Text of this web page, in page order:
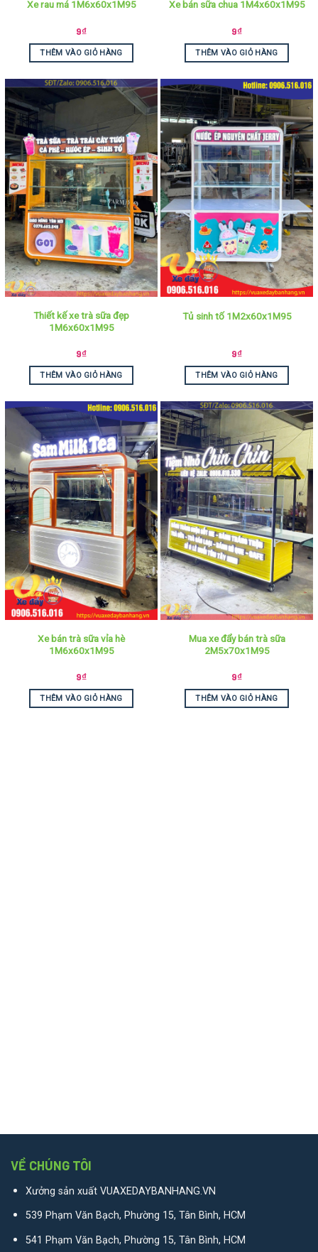
Xe rau má 1M6x60x1M95
9₫
THÊM VÀO GIỎ HÀNG
Xe bán sữa chua 1M4x60x1M95
9₫
THÊM VÀO GIỎ HÀNG
Thiết kế xe trà sữa đẹp
1M6x60x1M95
9₫
THÊM VÀO GIỎ HÀNG
Tủ sinh tố 1M2x60x1M95
9₫
THÊM VÀO GIỎ HÀNG
Xe bán trà sữa vỉa hè
1M6x60x1M95
9₫
THÊM VÀO GIỎ HÀNG
Mua xe đẩy bán trà sữa
2M5x70x1M95
9₫
THÊM VÀO GIỎ HÀNG
VỀ CHÚNG TÔI
Xưởng sản xuất VUAXEDAYBANHANG.VN
539 Phạm Văn Bạch, Phường 15, Tân Bình, HCM
541 Phạm Văn Bạch, Phường 15, Tân Bình, HCM